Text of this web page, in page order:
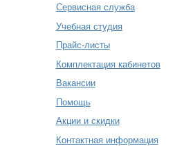
Сервисная служба
Учебная студия
Прайс-листы
Комплектация кабинетов
Вакансии
Помощь
Акции и скидки
Контактная информация